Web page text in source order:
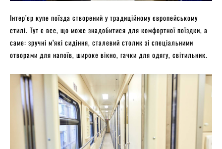
Інтер’єр купе поїзда створений у традиційному європейському
стилі. Тут є все, що може знадобитися для комфортної поїздки, а
саме: зручні м’які сидіння, сталевий столик зі спеціальними
отворами для напоїв, широке вікно, гачки для одягу, світильник.